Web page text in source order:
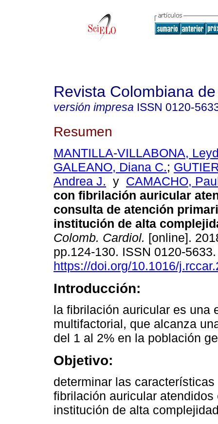
Revista Colombiana
versión impresa ISSN 0120-
Resumen
MANTILLA-VILLABONA,
GALEANO, Diana C.;
Andrea J. y CAMACHO,
con fibrilación auricular
consulta de atención
institución de alta
Colomb. Cardiol. [online].
pp.124-130. ISSN 0120-
https://doi.org/10.1016/
Introducción:
la fibrilación auricular es una
multifactorial, que alcanza
del 1 al 2% en la población
Objetivo:
determinar las
fibrilación auricular
institución de alta